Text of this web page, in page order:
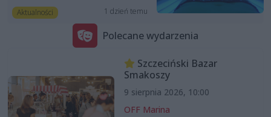
Aktualności 1 dzień temu
Polecane wydarzenia
Szczeciński Bazar
Smakoszy
9 sierpnia 2026, 10:00
OFF Marina